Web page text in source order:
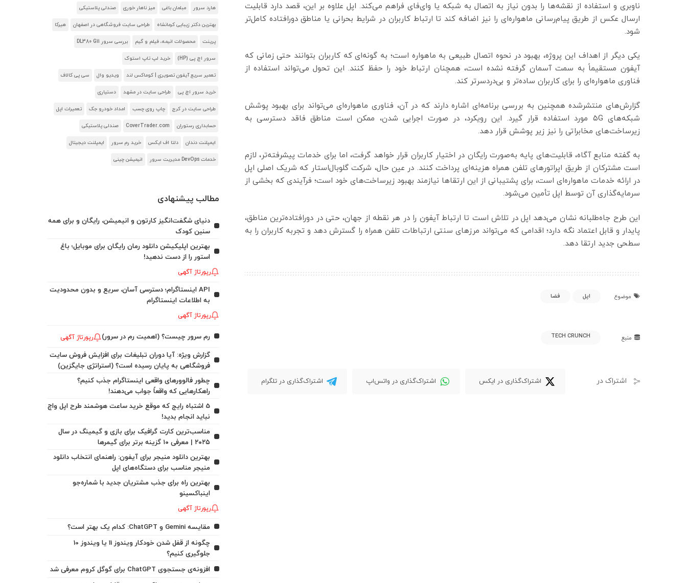
ناوبری و استفاده از نقشه‌ها را بدون نیاز به اتصال به شبکه یا وای‌فای فراهم می‌کند. اپل علاوه بر این، قصد دارد قابلیت
ارسال عکس از طریق پیام‌رسانی ماهواره‌ای را نیز اضافه کند تا ارتباط کاربران در شرایط بحرانی یا مناطق دورافتاده کامل‌تر
شود.
یکی دیگر از اهداف این پروژه، بهبود در نحوه اتصال طبیعی به ماهواره است؛ به گونه‌ای که کاربران بتوانند حتی زمانی که
آیفون مستقیماً به سمت آسمان گرفته نشده است، همچنان ارتباط خود را حفظ کنند. این تحول می‌تواند استفاده از
فناوری ماهواره‌ای را برای کاربران ساده‌تر و بی‌دردسرتر کند.
گزارش‌های منتشرشده همچنین به بررسی برنامه‌ای اشاره دارند که در آن، فناوری ماهواره‌ای می‌تواند برای بهبود پوشش
شبکه‌های ۵G مورد استفاده قرار گیرد. این رویکرد، در صورت اجرایی شدن، ممکن است مناطق فاقد دسترسی به
زیرساخت‌های مخابراتی را نیز زیر پوشش قرار دهد.
به گفته منابع آگاه، قابلیت‌های پایه به‌صورت رایگان در اختیار کاربران قرار خواهد گرفت، اما برای خدمات پیشرفته‌تر، لازم
است مشترکان از طریق اپراتورهای تلفن همراه هزینه‌ای پرداخت کنند. در عین حال، شرکت گلوبال‌استار که شریک اصلی اپل
در ارائه خدمات ماهواره‌ای است، برای پشتیبانی از این ارتقاها نیازمند بهبود زیرساخت‌های خود است؛ فرآیندی که بخشی از
سرمایه‌گذاری آن توسط اپل تأمین می‌شود.
این طرح جاه‌طلبانه نشان می‌دهد اپل در تلاش است تا ارتباط آیفون را در هر نقطه از جهان، حتی در دورافتاده‌ترین مناطق،
پایدار و قابل اعتماد نگه دارد؛ اقدامی که می‌تواند مرزهای سنتی ارتباطات تلفن همراه را گسترش دهد و تجربه کاربران را به
سطحی جدید ارتقا دهد.
موضوع اپل فضا
منبع TECH CRUNCH
اشتراک در اشتراک‌گذاری در ایکس اشتراک‌گذاری در واتس‌اپ اشتراک‌گذاری در تلگرام
هارد سرور مبلمان باغی میز ناهار خوری صندلی پلاستیکی
بهترین دکتر زیبایی کرمانشاه طراحی سایت فروشگاهی در اصفهان هیرکا
پرینت محصولات انیمه، فیلم و گیم بررسی سرور DL380 G11
سرور اچ پی (HP) خرید لپ تاپ استوک
تعمیر سریع آیفون تصویری | کوماکس لند ویدیو وال سی پی کالاف
خرید سرور اچ پی طراحی سایت در مشهد دستیاری
طراحی سایت در کرج چاپ روی چسب امداد خودرو جک تعمیرات اپل
حسابداری رستوران CoverTrader.com صندلی پلاستیکی
ایمپلنت دندان دلتا اف ایکس خرید رم سرور ایمپلنت دیجیتال
خدمات DevOps مدیریت سرور انیمیشن چینی
مطالب پیشنهادی
دنیای شگفت‌انگیز کارتون و انیمیشن، رایگان و برای همه
سنین کودک
بهترین اپلیکیشن دانلود رمان رایگان برای موبایل؛ باغ
استور را از دست ندهید!
رپورتاژ آگهی
API اینستاگرام؛ دسترسی آسان، سریع و بدون محدودیت
به اطلاعات اینستاگرام
رپورتاژ آگهی
رم سرور چیست؟ (اهمیت رم در سرور) رپورتاژ آگهی
گزارش ویژه: آیا دوران تبلیغات برای افزایش فروش سایت
فروشگاهی به پایان رسیده است؟ (استراتژی جایگزین)
چطور فالوورهای واقعی اینستاگرام جذب کنیم؟
راهکارهایی که واقعاً جواب می‌دهند!
5 اشتباه رایج که موقع خرید ساعت هوشمند طرح اپل واچ
نباید انجام بدید!
مناسب‌ترین کارت گرافیک برای بازی و گیمینگ در سال
۲۰۲۵ | معرفی ۱۰ گزینه برتر برای گیمرها
بهترین دانلود منیجر برای آیفون: راهنمای انتخاب دانلود
منیجر مناسب برای دستگاه‌های اپل
بهترین راه برای جذب مشتریان جدید با شماره‌جو
اینباکسینو
رپورتاژ آگهی
مقایسه Gemini و ChatGPT: کدام یک بهتر است؟
چگونه از قفل شدن خودکار ویندوز 11 یا ویندوز 10
جلوگیری کنیم؟
افزونه‌ی جستجوی ChatGPT برای گوگل کروم معرفی شد